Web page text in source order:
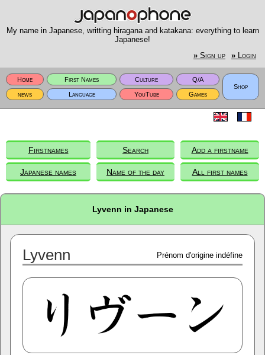
My name in Japanese, writting hiragana and katakana: everything to learn
Japanese!
» Sign up » Login
Home First Names Culture
Q/A
Shop
news
Language YouTube Games
Firstnames Search Add a firstname
Japanese names Name of the day All first names
Lyvenn in Japanese
Lyvenn Prénom d'origine indéfine